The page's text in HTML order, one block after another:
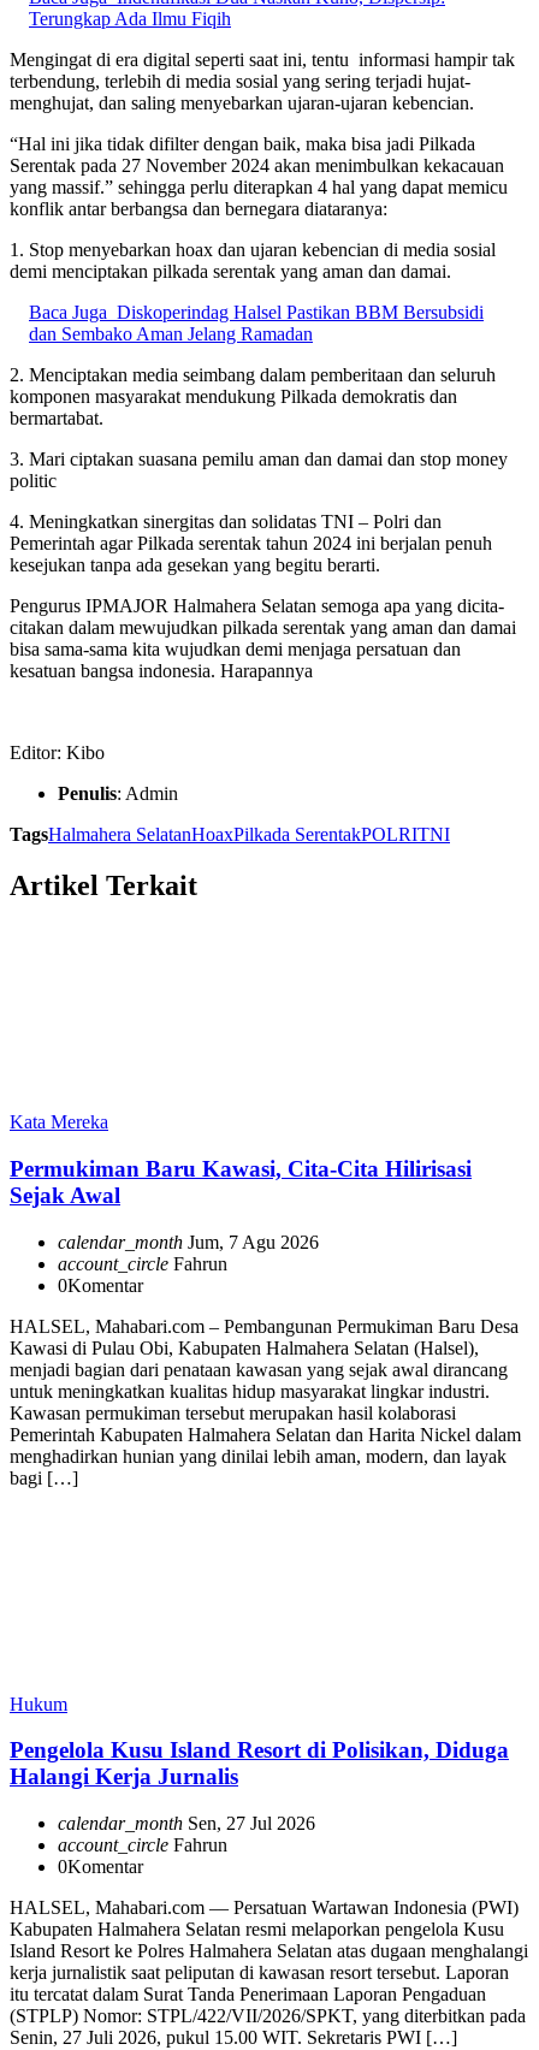
Terungkap Ada Ilmu Fiqih
Mengingat di era digital seperti saat ini, tentu informasi hampir tak
terbendung, terlebih di media sosial yang sering terjadi hujat-
menghujat, dan saling menyebarkan ujaran-ujaran kebencian.
“Hal ini jika tidak difilter dengan baik, maka bisa jadi Pilkada
Serentak pada 27 November 2024 akan menimbulkan kekacauan
yang massif.” sehingga perlu diterapkan 4 hal yang dapat memicu
konflik antar berbangsa dan bernegara diataranya:
1. Stop menyebarkan hoax dan ujaran kebencian di media sosial
demi menciptakan pilkada serentak yang aman dan damai.
Baca Juga Diskoperindag Halsel Pastikan BBM Bersubsidi
dan Sembako Aman Jelang Ramadan
2. Menciptakan media seimbang dalam pemberitaan dan seluruh
komponen masyarakat mendukung Pilkada demokratis dan
bermartabat.
3. Mari ciptakan suasana pemilu aman dan damai dan stop money
politic
4. Meningkatkan sinergitas dan solidatas TNI – Polri dan
Pemerintah agar Pilkada serentak tahun 2024 ini berjalan penuh
kesejukan tanpa ada gesekan yang begitu berarti.
Pengurus IPMAJOR Halmahera Selatan semoga apa yang dicita-
citakan dalam mewujudkan pilkada serentak yang aman dan damai
bisa sama-sama kita wujudkan demi menjaga persatuan dan
kesatuan bangsa indonesia. Harapannya
Editor: Kibo
Penulis: Admin
TagsHalmahera SelatanHoaxPilkada SerentakPOLRITNI
Artikel Terkait
Kata Mereka
Permukiman Baru Kawasi, Cita-Cita Hilirisasi
Sejak Awal
calendar_month Jum, 7 Agu 2026
account_circle Fahrun
0Komentar
HALSEL, Mahabari.com – Pembangunan Permukiman Baru Desa
Kawasi di Pulau Obi, Kabupaten Halmahera Selatan (Halsel),
menjadi bagian dari penataan kawasan yang sejak awal dirancang
untuk meningkatkan kualitas hidup masyarakat lingkar industri.
Kawasan permukiman tersebut merupakan hasil kolaborasi
Pemerintah Kabupaten Halmahera Selatan dan Harita Nickel dalam
menghadirkan hunian yang dinilai lebih aman, modern, dan layak
bagi […]
Hukum
Pengelola Kusu Island Resort di Polisikan, Diduga
Halangi Kerja Jurnalis
calendar_month Sen, 27 Jul 2026
account_circle Fahrun
0Komentar
HALSEL, Mahabari.com — Persatuan Wartawan Indonesia (PWI)
Kabupaten Halmahera Selatan resmi melaporkan pengelola Kusu
Island Resort ke Polres Halmahera Selatan atas dugaan menghalangi
kerja jurnalistik saat peliputan di kawasan resort tersebut. Laporan
itu tercatat dalam Surat Tanda Penerimaan Laporan Pengaduan
(STPLP) Nomor: STPL/422/VII/2026/SPKT, yang diterbitkan pada
Senin, 27 Juli 2026, pukul 15.00 WIT. Sekretaris PWI […]